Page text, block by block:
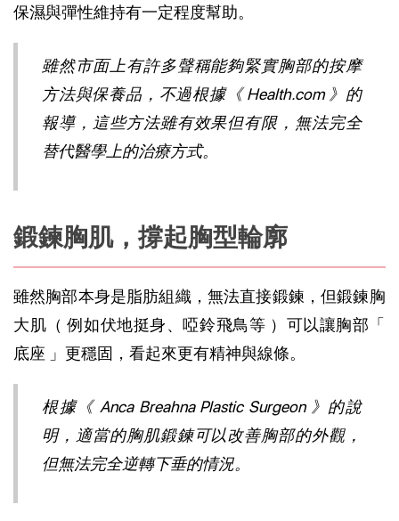
保濕與彈性維持有一定程度幫助。
雖然市面上有許多聲稱能夠緊實胸部的按摩
方法與保養品，不過根據《 Health.com 》的
報導，這些方法雖有效果但有限，無法完全
替代醫學上的治療方式。
鍛鍊胸肌，撐起胸型輪廓
雖然胸部本身是脂肪組織，無法直接鍛鍊，但鍛鍊胸
大肌 （ 例如伏地挺身、啞鈴飛鳥等 ）可以讓胸部「
底座 」更穩固，看起來更有精神與線條。
根據《 Anca Breahna Plastic Surgeon 》的說
明，適當的胸肌鍛鍊可以改善胸部的外觀，
但無法完全逆轉下垂的情況。